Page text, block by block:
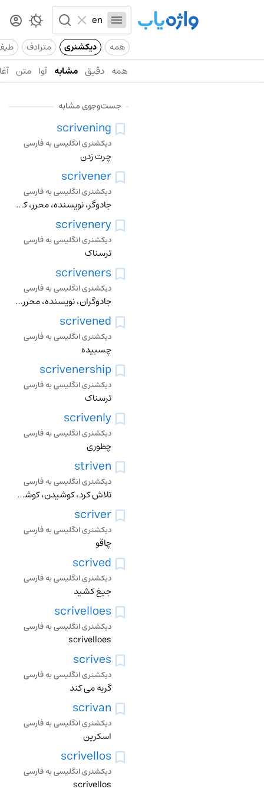
همه دیکشنری مترادف
همه دقیق مشابه آوا متن
جست‌وجوی مشابه
scrivening
دیکشنری انگلیسی به فارسی
چرت زدن
scrivener
دیکشنری انگلیسی به فارسی
جادوگر، نویسنده، محرر، کاتب، وامده
scrivenery
دیکشنری انگلیسی به فارسی
ترسناک
scriveners
دیکشنری انگلیسی به فارسی
جادوگران، نویسنده، محرر، کاتب، وامده
scrivened
دیکشنری انگلیسی به فارسی
چسبیده
scrivenership
دیکشنری انگلیسی به فارسی
ترسناک
scrivenly
دیکشنری انگلیسی به فارسی
چطوری
striven
دیکشنری انگلیسی به فارسی
تلاش کرد، کوشیدن، کوشش کردن، گستردن، سر و دست شکسن، جد و جهد کردن نزاع کردن
scriver
دیکشنری انگلیسی به فارسی
چاقو
scrived
دیکشنری انگلیسی به فارسی
جیغ کشید
scrivelloes
دیکشنری انگلیسی به فارسی
scrivelloes
scrives
دیکشنری انگلیسی به فارسی
گریه می کند
scrivan
دیکشنری انگلیسی به فارسی
اسکرین
scrivellos
دیکشنری انگلیسی به فارسی
scrivellos